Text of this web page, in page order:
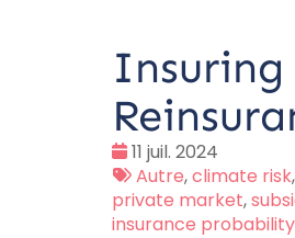
Date
:
11 juil. 2024
Tags
:
Autre,climate risk,
private market,
insurance probability